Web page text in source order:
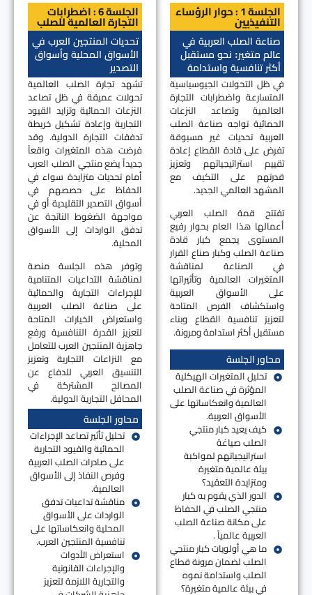
الجلسة 1 : حوار الرؤساء
التنفيذيين
صناعة الصلب العربية في
عالم متغير: نحو مستقبل
أكثر تنافسية واستدامة
في ظل التحولات الجيوسياسية
المتسارعة واضطرابات التجارة
العالمية وتصاعد النزعات
الحمائية تواجه صناعة الصلب
العربية تحديات غير مسبوقة
تفرض على قادة القطاع إعادة
تقييم استراتيجياتهم وتعزيز
قدرتهم على التكيف مع
المشهد العالمي الجديد.
تفتتح قمة الصلب العربي
أعمالها هذا العام بحوار رفيع
المستوى يجمع كبار قادة
صناعة الصلب وكبار صناع القرار
في الصناعة لمناقشة
المتغيرات العالمية وتأثيراتها
على الأسواق العربية
واستكشاف الفرص المتاحة
لتعزيز تنافسية القطاع وبناء
مستقبل أكثر استدامة ومرونة.
محاور الجلسة
تحليل المتغيرات الهيكلية
المؤثرة في صناعة الصلب
العالمية وانعكاساتها على
الأسواق العربية.
كيف يعيد كبار منتجي
الصلب صياغة
استراتيجياتهم لمواكبة
بيئة عالمية متغيرة
ومتزايدة التعقيد؟
الدور الذي يقوم به كبار
منتجي الصلب في الحفاظ
على مكانة صناعة الصلب
العربية عالمياً .
ما هي أولويات كبار منتجي
الصلب لضمان مرونة قطاع
الصلب واستدامة نموه
في بيئة عالمية متغيرة؟
الجلسة 6 : اضطرابات
التجارة العالمية للصلب
تحديات المنتجين العرب في
الأسواق المحلية وأسواق
التصدير
تشهد تجارة الصلب العالمية
تحولات عميقة في ظل تصاعد
النزعات الحمائية وتزايد القيود
التجارية وإعادة تشكيل خريطة
تدفقات التجارة الدولية. وقد
فرضت هذه المتغيرات واقعاً
جديداً يضع منتجي الصلب العرب
أمام تحديات متزايدة سواء في
الحفاظ على حصصهم في
أسواق التصدير التقليدية أو في
مواجهة الضغوط الناتجة عن
تدفق الواردات إلى الأسواق
المحلية.
وتوفر هذه الجلسة منصة
لمناقشة التداعيات المتنامية
للإجراءات التجارية والحمائية
على صناعة الصلب العربية
واستعراض الخيارات المتاحة
لتعزيز القدرة التنافسية ورفع
جاهزية المنتجين العرب للتعامل
مع النزاعات التجارية وتعزيز
التنسيق العربي للدفاع عن
المصالح المشتركة في
المحافل التجارية الدولية.
محاور الجلسة
تحليل تأثير تصاعد الإجراءات
الحمائية والقيود التجارية
على صادرات الصلب العربية
وفرص النفاذ إلى الأسواق
العالمية.
مناقشة تداعيات تدفق
الواردات على الأسواق
المحلية وانعكاساتها على
تنافسية المنتجين العرب.
استعراض الأدوات
والإجراءات القانونية
والتجارية اللازمة لتعزيز